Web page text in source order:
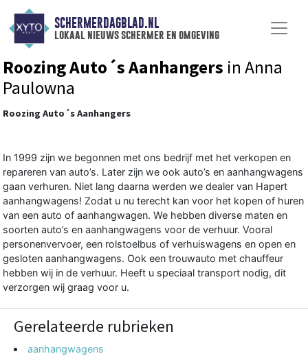
SCHERMERDAGBLAD.NL
lokaal nieuws schermer en omgeving
Roozing Auto´s Aanhangers in Anna
Paulowna
Roozing Auto´s Aanhangers
In 1999 zijn we begonnen met ons bedrijf met het verkopen en
repareren van auto’s. Later zijn we ook auto’s en aanhangwagens
gaan verhuren. Niet lang daarna werden we dealer van Hapert
aanhangwagens! Zodat u nu terecht kan voor het kopen of huren
van een auto of aanhangwagen. We hebben diverse maten en
soorten auto’s en aanhangwagens voor de verhuur. Vooral
personenvervoer, een rolstoelbus of verhuiswagens en open en
gesloten aanhangwagens. Ook een trouwauto met chauffeur
hebben wij in de verhuur. Heeft u speciaal transport nodig, dit
verzorgen wij graag voor u.
Gerelateerde rubrieken
aanhangwagens